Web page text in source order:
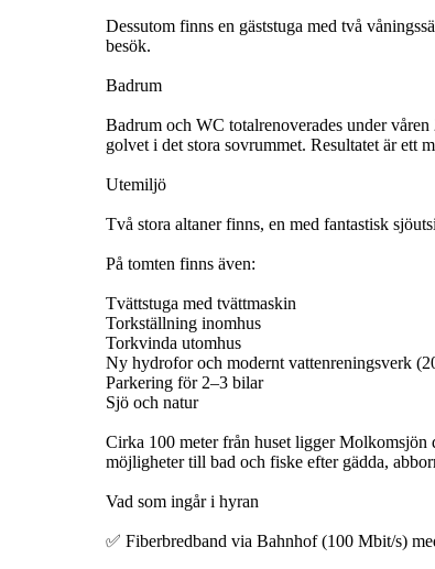
Dessutom finns en gäststuga med två
besök.
Badrum
Badrum och WC totalrenoverades under
golvet i det stora sovrummet. Resultatet är ett
Utemiljö
Två stora altaner finns, en med fantastisk
På tomten finns även:
Tvättstuga med tvättmaskin
Torkställning inomhus
Torkvinda utomhus
Ny hydrofor och modernt vattenreningsverk
Parkering för 2–3 bilar
Sjö och natur
Cirka 100 meter från huset ligger Molkomsjön
möjligheter till bad och fiske efter gädda,
Vad som ingår i hyran
✅ Fiberbredband via Bahnhof (100 Mbit/s)